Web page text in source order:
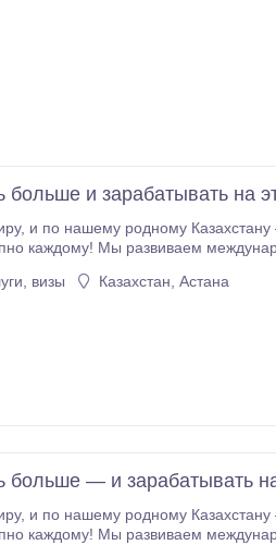
больше и зарабатывать на
в
ты отдыхаешь.
визы Казахстан, Астана
больше — и зарабатывать
в